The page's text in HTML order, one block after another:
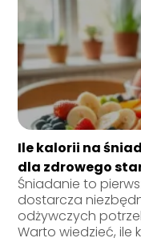
Ile kalorii na
dla zdrowego
Śniadanie to
dostarcza
odżywczych
Warto wiedzieć, ile